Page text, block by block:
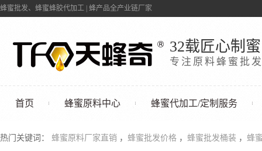
蜂蜜批发、蜂蜜蜂胶代加工 | 蜂产品全产业链厂家
32载匠心制蜜
专注原料蜂蜜批
首页 蜂蜜原料中心 蜂蜜代加工/定制服务
联系我们
热门关键词： 蜂蜜原料厂家直销 ， 蜂蜜批发价格 ， 蜂蜜批发桶装 ， 蜂